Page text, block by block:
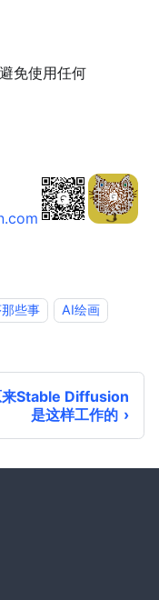
免使用任何
些事 AI绘画
来Stable Diffusion
是这样工作的